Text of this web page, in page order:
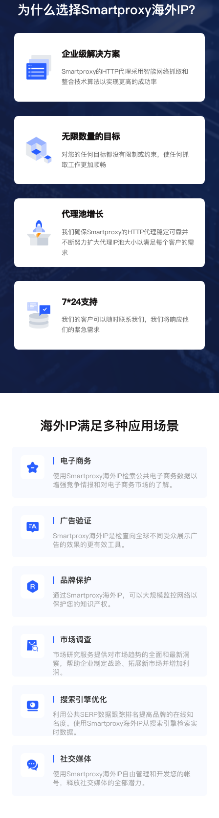
为什么选择Smartproxy海外IP？
企业级解决方案
Smartproxy的HTTP代理采用智能网络抓取和
整合技术算法以实现更高的成功率
无限数量的目标
对您的任何目标都没有限制或约束，使任何抓
取工作更加顺畅
代理池增长
我们确保Smartproxy的HTTP代理稳定可靠并
不断努力扩大代理IP池大小以满足每个客户的需
求
7*24支持
我们的客户可以随时联系我们，我们将响应他
们的紧急需求
海外IP满足多种应用场景
电子商务
使用Smartproxy海外IP检索公共电子商务数据以
增强竞争情报和对电子商务市场的了解。
广告验证
Smartproxy海外IP是检查向全球不同受众展示广
告的效果的更有效工具。
品牌保护
通过Smartproxy海外IP，可以大规模监控网络以
保护您的知识产权。
市场调查
市场研究服务提供对市场趋势的全面和最新洞
察，帮助企业制定战略、拓展新市场并增加利
润。
搜索引擎优化
利用公共SERP数据跟踪排名提高品牌的在线知
名度。使用Smartproxy海外IP从搜索引擎检索实
时数据。
社交媒体
使用Smartproxy海外IP自由管理和开发您的帐
号，释放社交媒体的全部潜力。